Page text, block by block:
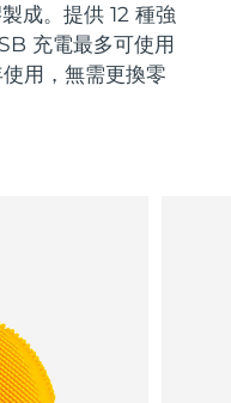
成。提供 12 種強
充電最多可使用
用，無需更換零
預計送達日期8/9/26
預計送達日期8/9/26